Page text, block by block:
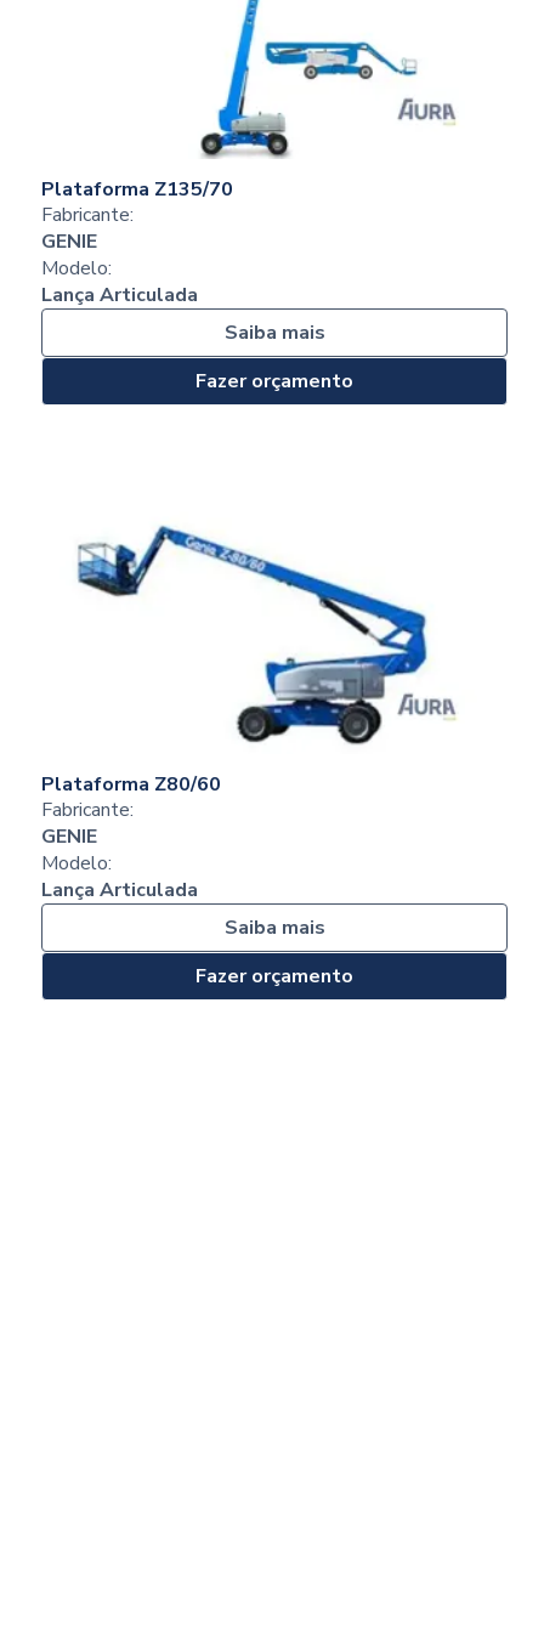
Plataforma Z135/70
Fabricante:
GENIE
Modelo:
Lança Articulada
Saiba mais
Fazer orçamento
Plataforma Z80/60
Fabricante:
GENIE
Modelo:
Lança Articulada
Saiba mais
Fazer orçamento